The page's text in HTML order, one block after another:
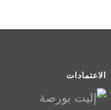
الاعتمادات